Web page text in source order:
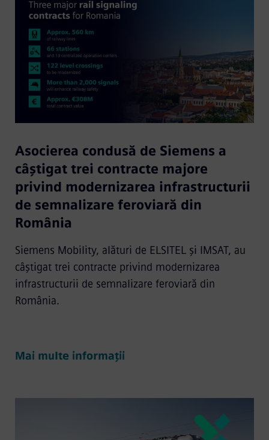
Asocierea condusă de Siemens a
câștigat trei contracte majore
privind modernizarea infrastructurii
de semnalizare feroviară din
România
Siemens Mobility, alături de ELSITEL și IMSAT, au
câștigat trei contracte privind modernizarea
infrastructurii de semnalizare feroviară din
România.
Mai multe informații